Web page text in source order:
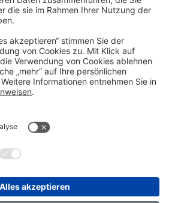
Kontakt
TRANSFORM 2026